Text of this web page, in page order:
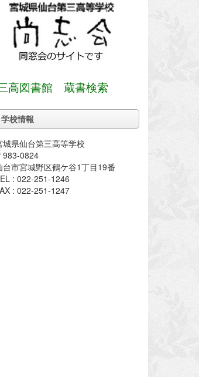
高図書館 蔵書検索
学校情報
城県仙台第三高等学校
983-0824
台市宮城野区鶴ケ谷1丁目19番
: 022-251-1246
: 022-251-1247